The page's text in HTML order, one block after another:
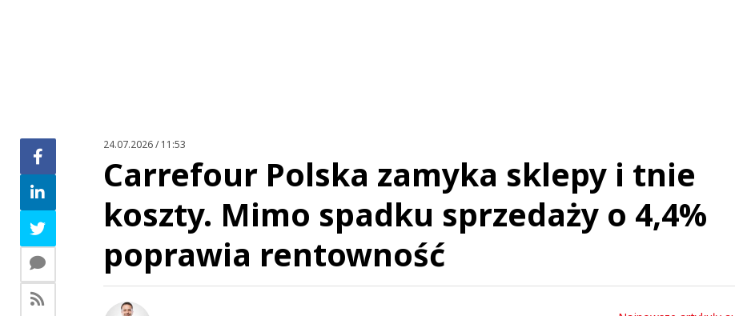
24.07.2026 / 11:53
Carrefour Polska zamyka sklepy i tnie
koszty. Mimo spadku sprzedaży o 4,4%
poprawia rentowność